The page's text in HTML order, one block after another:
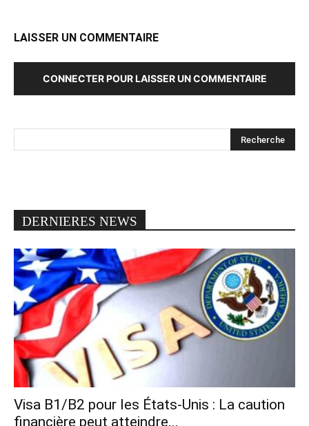
LAISSER UN COMMENTAIRE
CONNECTER POUR LAISSER UN COMMENTAIRE
DERNIERES NEWS
Visa B1/B2 pour les États-Unis : La caution
financière peut atteindre...